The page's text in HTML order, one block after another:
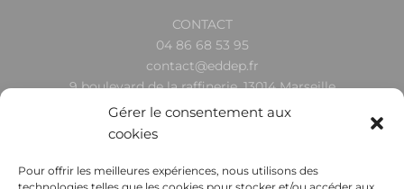
Gérer le consentement aux
cookies
Pour offrir les meilleures expériences, nous utilisons des
CONTACT
04 86 68 53 95
contact@eddep.fr
9 boulevard de la raffinerie, 13014 Marseille
Du lundi au vendredi : de 8h à 17h
nos prestations